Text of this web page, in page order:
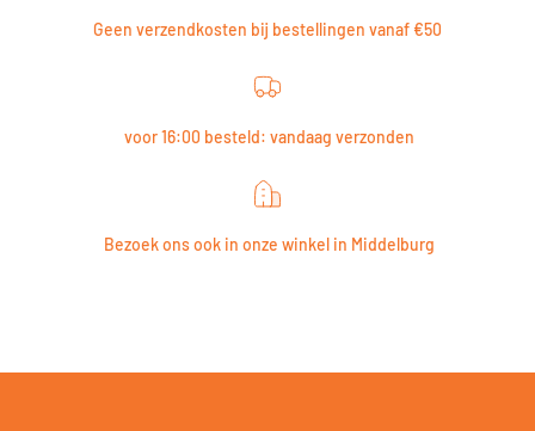
Geen verzendkosten bij bestellingen vanaf €50
voor 16:00 besteld: vandaag verzonden
Bezoek ons ook in onze winkel in Middelburg